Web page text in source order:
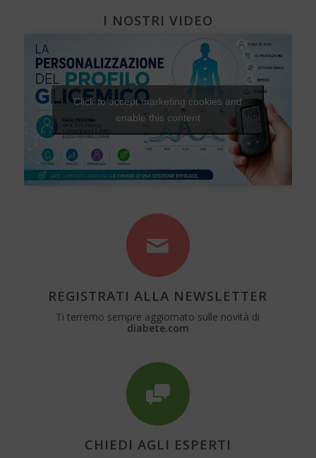
I NOSTRI VIDEO
Click to accept marketing cookies and
enable this content
REGISTRATI ALLA NEWSLETTER
Ti terremo sempre aggiornato sulle novità di
diabete.com
CHIEDI AGLI ESPERTI